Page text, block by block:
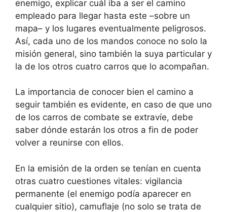
enemigo, explicar cuál iba a ser el camino
empleado para llegar hasta este –sobre un
mapa– y los lugares eventualmente peligrosos.
Así, cada uno de los mandos conoce no solo la
misión general, sino también la suya particular y
la de los otros cuatro carros que lo acompañan.
La importancia de conocer bien el camino a
seguir también es evidente, en caso de que uno
de los carros de combate se extravíe, debe
saber dónde estarán los otros a fin de poder
volver a reunirse con ellos.
En la emisión de la orden se tenían en cuenta
otras cuatro cuestiones vitales: vigilancia
permanente (el enemigo podía aparecer en
cualquier sitio), camuflaje (no solo se trata de